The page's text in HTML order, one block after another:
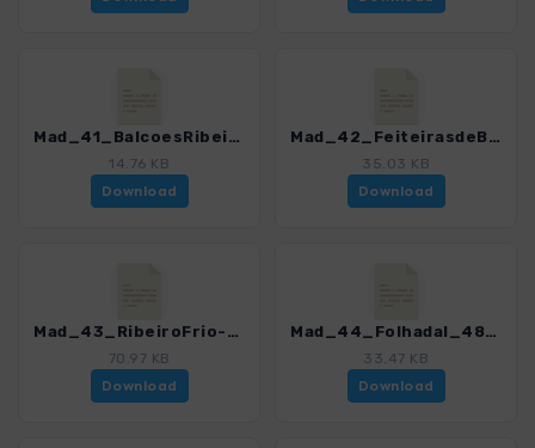
Mad_41_BalcoesRibeiroFrio_4811_12.gpx
14.76 KB
Download
Mad_42_FeiteirasdeBaixo_4811_12.gpx
35.03 KB
Download
Mad_43_RibeiroFrio-Portela_4811_12.gpx
70.97 KB
Download
Mad_44_Folhadal_4811_12.gpx
33.47 KB
Download